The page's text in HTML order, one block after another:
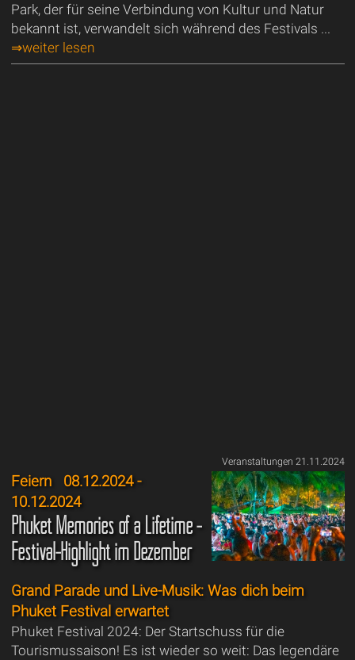
Park, der für seine Verbindung von Kultur und Natur
bekannt ist, verwandelt sich während des Festivals ...
⇒weiter lesen
Veranstaltungen 21.11.2024
Feiern08.12.2024 -
10.12.2024
Phuket Memories of a Lifetime -
Festival-Highlight im Dezember
Grand Parade und Live-Musik: Was dich beim
Phuket Festival erwartet
Phuket Festival 2024: Der Startschuss für die
Tourismussaison! Es ist wieder so weit: Das legendäre